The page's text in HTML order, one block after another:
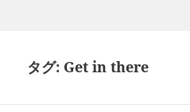
タグ: Get in there